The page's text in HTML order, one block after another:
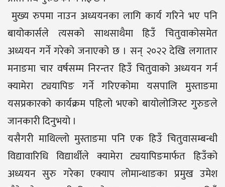
मुख्य रुपमा नाउन अध्ययनका लागि कार्य गरिने भए पनि
बायोकार्सले त्यसको साथसाथैमा हिउँ चितुवाकोसमेत
अध्ययन गर्ने गरेको जनाएको छ । सन् २०२२ देखि लगातार
मनाङमा चार वर्षसम्म निरन्तर हिउँ चितुवाको अध्ययन गर्न
क्यामेरा ट्ययापिङ गर्ने गरिएकोमा यसपालि मुस्ताङमा
यसप्रकारको कार्यक्रम पहिलो भएको बायोलोजिस्ट गुरुङले
जानकारी दिनुभयो ।
यसैगरी माथिल्लो मुस्ताङमा पनि एक हिउँ चितुवासम्बन्धी
विद्यावारिधि विद्यार्थीले क्यामेरा ट्ययापिङमार्फत हिउँको
अध्ययन सुरु गरेका एक्याप लोमान्थाङका प्रमुख उमेश